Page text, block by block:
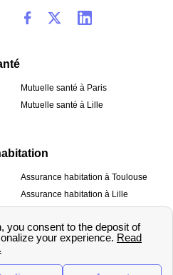
Mutuelle santé à Paris
Mutuelle santé à Lille
Assurance habitation à Toulouse
Assurance habitation à Lille
Mentions légales